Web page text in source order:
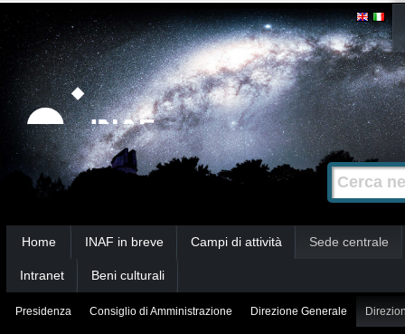
Strumenti
personali
Salta
contenuti.
|
Salta
alla
navigazione
Cerca nel
Ricerca
avanzata…
Home INAF in breve Campi di attività Sede centrale
Intranet Beni culturali
Presidenza Consiglio di Amministrazione Direzione Generale